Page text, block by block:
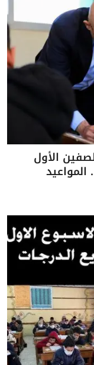
شهر أبريل 2026 للصفين الأول
المواعيد